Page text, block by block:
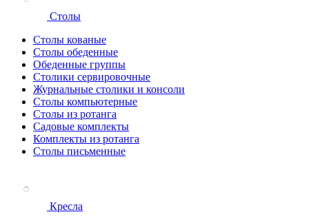
Столы
Столы кованые
Столы обеденные
Обеденные группы
Столики сервировочные
Журнальные столики и консоли
Столы компьютерные
Столы из ротанга
Садовые комплекты
Комплекты из ротанга
Столы письменные
Кресла